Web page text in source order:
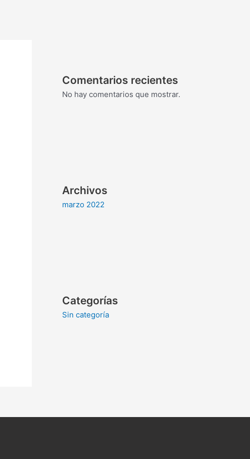
Comentarios recientes
No hay comentarios que mostrar.
Archivos
marzo 2022
Categorías
Sin categoría